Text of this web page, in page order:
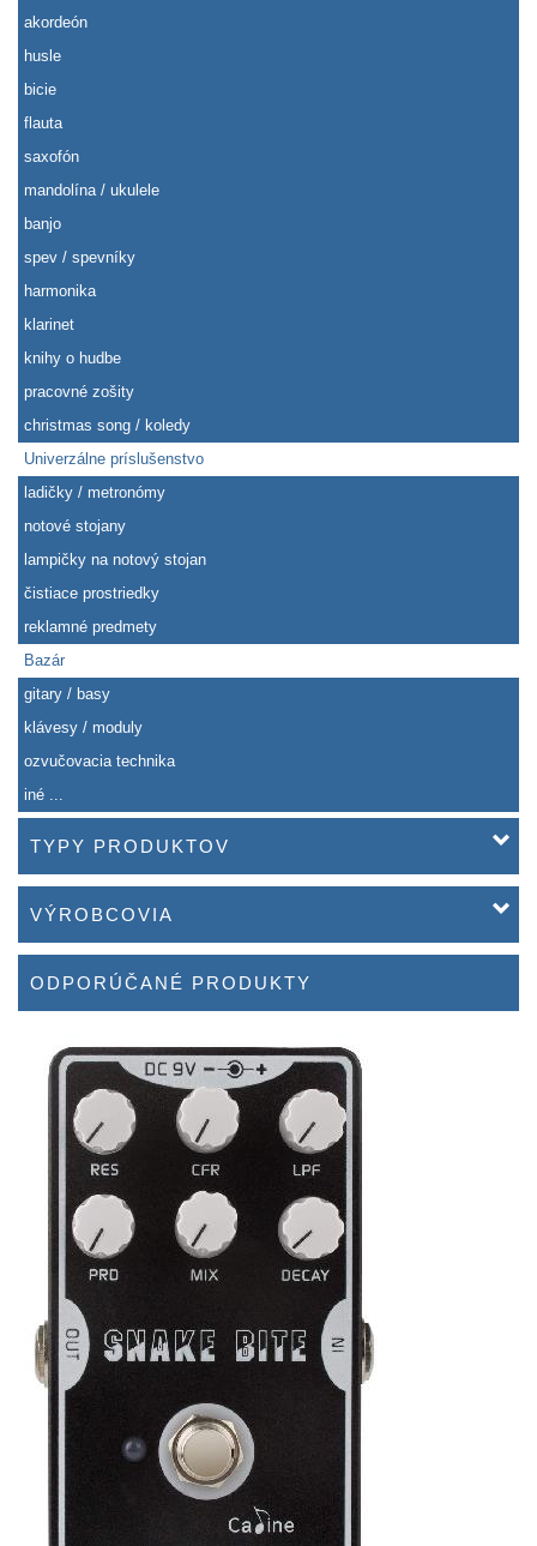
akordeón
husle
bicie
flauta
saxofón
mandolína / ukulele
banjo
spev / spevníky
harmonika
klarinet
knihy o hudbe
pracovné zošity
christmas song / koledy
Univerzálne príslušenstvo
ladičky / metronómy
notové stojany
lampičky na notový stojan
čistiace prostriedky
reklamné predmety
Bazár
gitary / basy
klávesy / moduly
ozvučovacia technika
iné ...
TYPY PRODUKTOV
VÝROBCOVIA
ODPORÚČANÉ PRODUKTY